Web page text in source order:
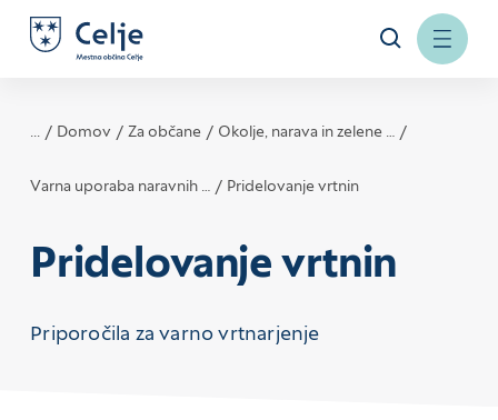
... Domov Za občane Okolje, narava in zelene …
Varna uporaba naravnih … Pridelovanje vrtnin
Pridelovanje vrtnin
Priporočila za varno vrtnarjenje